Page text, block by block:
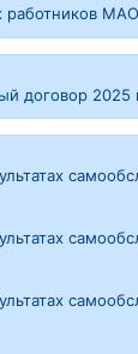
работников
договор 2025